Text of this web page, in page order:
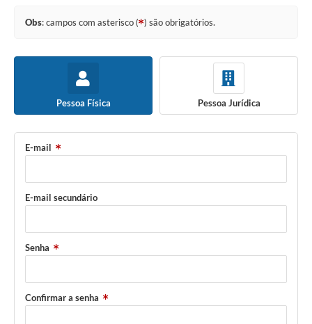
Obs: campos com asterisco ( ) são obrigatórios.
Pessoa Física Pessoa Jurídica
E-mail
E-mail secundário
Senha
Confirmar a senha